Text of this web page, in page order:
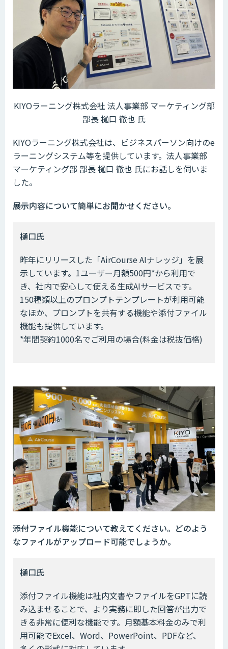
KIYOラーニング株式会社 法人事業部 マーケティング部
部長 樋口 徹也 氏
KIYOラーニング株式会社は、ビジネスパーソン向けのe
ラーニングシステム等を提供しています。法人事業部
マーケティング部 部長 樋口 徹也 氏にお話しを伺いま
した。
――展示内容について簡単にお聞かせください。
樋口氏
昨年にリリースした「AirCourse AIナレッジ」を展
示しています。1ユーザー月額500円*から利用で
き、社内で安心して使える生成AIサービスです。
150種類以上のプロンプトテンプレートが利用可能
なほか、プロンプトを共有する機能や添付ファイル
機能も提供しています。
*年間契約1000名でご利用の場合(料金は税抜価格)
――添付ファイル機能について教えてください。どのよう
なファイルがアップロード可能でしょうか。
樋口氏
添付ファイル機能は社内文書やファイルをGPTに読
み込ませることで、より実務に即した回答が出力で
きる非常に便利な機能です。月額基本料金のみで利
用可能でExcel、Word、PowerPoint、PDFなど、